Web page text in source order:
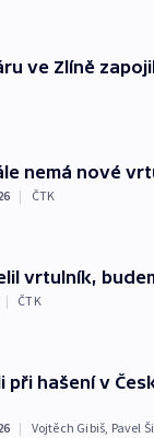
ve Zlíně
nemá nové
| ČTK
vrtulník,
| ČTK
při hašení v
| Vojtěch Gibiš Pavel